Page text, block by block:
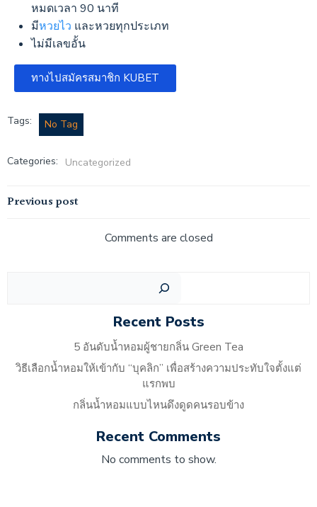
หมดเวลา 90 นาที
มีหวยไว และหวยทุกประเภท
ไม่มีเลขอั้น
ทางไปสมัครสมาชิก KUBET
Tags: No Tag
Categories: Uncategorized
Previous post
Comments are closed
Recent Posts
5 อันดับน้ำหอมผู้ชายกลิ่น Green Tea
วิธีเลือกน้ำหอมให้เข้ากับ “บุคลิก” เพื่อสร้างความประทับใจตั้งแต่
แรกพบ
กลิ่นน้ำหอมแบบไหนดึงดูดคนรอบข้าง
Recent Comments
No comments to show.